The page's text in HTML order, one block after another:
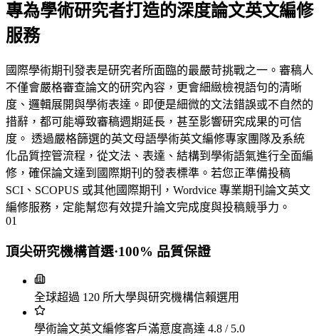
專為學術研究者打造的深度論文英文編修
服務
國際學術期刊發表是研究者所面臨的最嚴苛挑戰之一。審稿人
不僅會嚴格審查論文的研究內容，更會細緻檢視語句的清晰
度、邏輯展開與學術表達。即便是細微的文法錯誤或不自然的
措辭，都可能導致審稿週期延長，甚至影響研究成果的可信
度。 透過嚴格篩選的英文母語學術英文編修專家團隊及系統
化品質控管流程，從文法、表達、結構到學術語氣進行全面編
修，確保論文達到國際期刊的發表標準。若您正準備投稿
SCI、SCOPUS 或其他國際期刊，Wordvice 專業期刊論文英文
編修服務，定能幫您有效提升論文完成度與投稿競爭力。
01
頂尖研究機構首選·100% 品質保證
全球超過 120 所大學與研究機構信賴選用
學術論文英文編修客戶滿意度高達 4.8 / 5.0